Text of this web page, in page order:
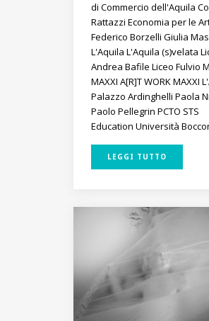
di Commercio dell'Aquila
Rattazzi Economia per le
Federico Borzelli Giulia
L'Aquila L'Aquila (s)velata
Andrea Bafile Liceo Fulvio
MAXXI A[R]T WORKMAXXI
Palazzo Ardinghelli Paola
Paolo Pellegrin PCTO STS
Education Università
LEGGI TUTTO